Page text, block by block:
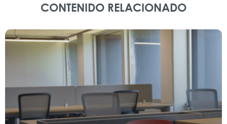
CONTENIDO RELACIONADO